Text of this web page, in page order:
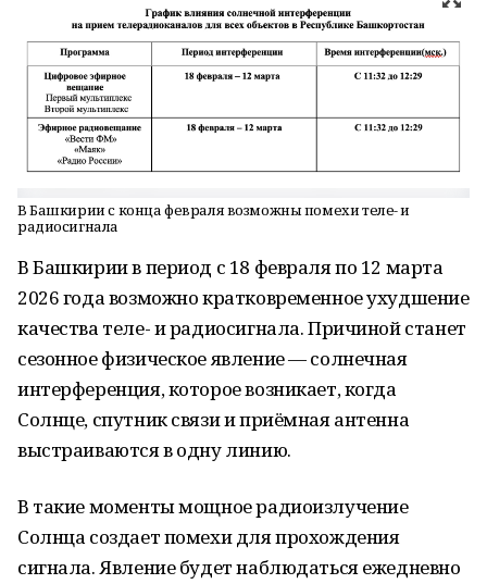
В Башкирии с конца февраля возможны помехи теле- и
радиосигнала
В Башкирии в период с 18 февраля по 12 марта
2026 года возможно кратковременное ухудшение
качества теле- и радиосигнала. Причиной станет
сезонное физическое явление — солнечная
интерференция, которое возникает, когда
Солнце, спутник связи и приёмная антенна
выстраиваются в одну линию.
В такие моменты мощное радиоизлучение
Солнца создает помехи для прохождения
сигнала. Явление будет наблюдаться ежедневно